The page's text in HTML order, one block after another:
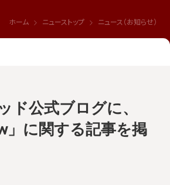
ホーム ニューストップ ニュース（お知らせ）
ド公式ブログに、
」に関する記事を掲